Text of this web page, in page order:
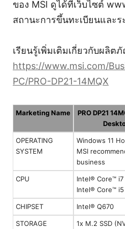
ของ MSI ดูได้ที่เว็บไซต์
สถานะการขึ้นทะเบียนและ
เรียนรู้เพิ่มเติมเกี่ยวกับผลิ
https://www.msi.com/
PC/PRO-DP21-14MQX
Marketing Name
PRO DP21
OPERATING
SYSTEM
Windows 11
MSI
business
CPU
Intel® Core™
Intel® Core™
CHIPSET Intel® Q670
STORAGE
1x M.2 SSD